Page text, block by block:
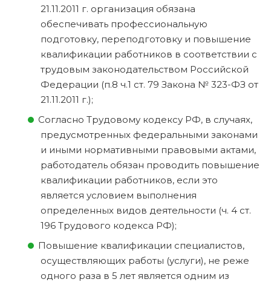
21.11.2011 г. организация обязана
обеспечивать профессиональную
подготовку, переподготовку и повышение
квалификации работников в соответствии с
трудовым законодательством Российской
Федерации (п.8 ч.1 ст. 79 Закона № 323-ФЗ от
21.11.2011 г.);
Согласно Трудовому кодексу РФ, в случаях,
предусмотренных федеральными законами
и иными нормативными правовыми актами,
работодатель обязан проводить повышение
квалификации работников, если это
является условием выполнения
определенных видов деятельности (ч. 4 ст.
196 Трудового кодекса РФ);
Повышение квалификации специалистов,
осуществляющих работы (услуги), не реже
одного раза в 5 лет является одним из